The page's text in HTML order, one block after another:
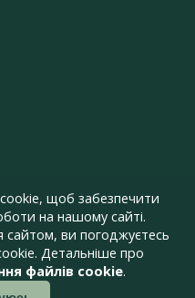
щоб забезпечити
на нашому сайті.
ви погоджуєтесь
Детальніше про
файлів cookie.